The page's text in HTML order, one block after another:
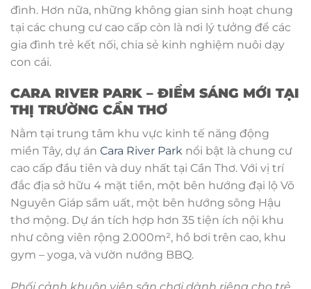
đình. Hơn nữa, những không gian sinh hoạt chung
tại các chung cư cao cấp còn là nơi lý tưởng để các
gia đình trẻ kết nối, chia sẻ kinh nghiệm nuôi dạy
con cái.
CARA RIVER PARK – ĐIỂM SÁNG MỚI TẠI
THỊ TRƯỜNG CẦN THƠ
Nằm tại trung tâm khu vực kinh tế năng động
miền Tây, dự án Cara River Park nổi bật là chung cư
cao cấp đầu tiên và duy nhất tại Cần Thơ. Với vị trí
đắc địa sở hữu 4 mặt tiền, một bên hướng đại lộ Võ
Nguyên Giáp sầm uất, một bên hướng sông Hậu
thơ mộng. Dự án tích hợp hơn 35 tiện ích nội khu
như công viên rộng 2.000m², hồ bơi trên cao, khu
gym – yoga, và vườn nướng BBQ.